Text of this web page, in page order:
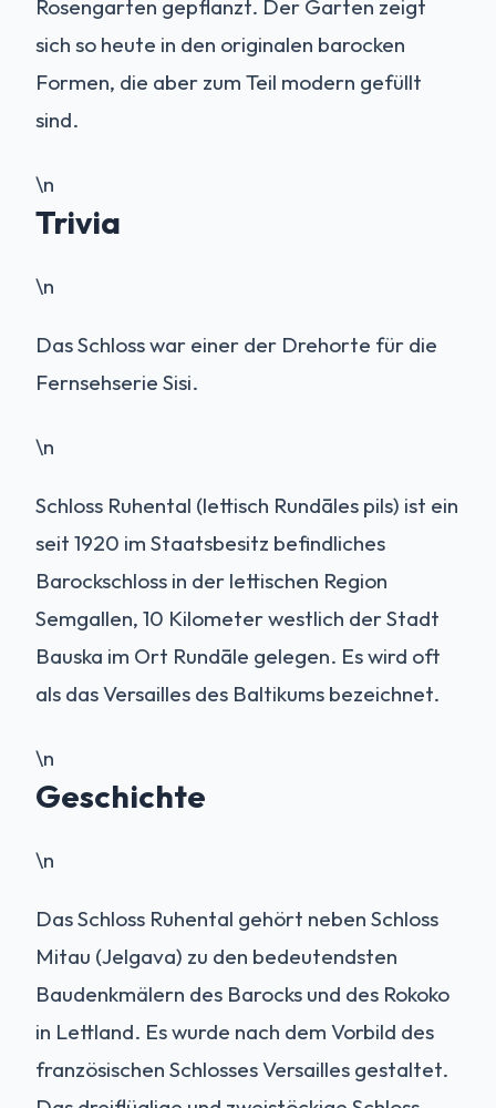
Rosengarten gepflanzt. Der Garten zeigt
sich so heute in den originalen barocken
Formen, die aber zum Teil modern gefüllt
sind.
\n
Trivia
\n
Das Schloss war einer der Drehorte für die
Fernsehserie Sisi.
\n
Schloss Ruhental (lettisch Rundāles pils) ist ein
seit 1920 im Staatsbesitz befindliches
Barockschloss in der lettischen Region
Semgallen, 10 Kilometer westlich der Stadt
Bauska im Ort Rundāle gelegen. Es wird oft
als das Versailles des Baltikums bezeichnet.
\n
Geschichte
\n
Das Schloss Ruhental gehört neben Schloss
Mitau (Jelgava) zu den bedeutendsten
Baudenkmälern des Barocks und des Rokoko
in Lettland. Es wurde nach dem Vorbild des
französischen Schlosses Versailles gestaltet.